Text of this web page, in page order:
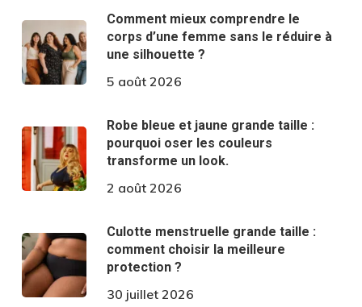
Comment mieux comprendre le
corps d’une femme sans le réduire à
une silhouette ?
5 août 2026
Robe bleue et jaune grande taille :
pourquoi oser les couleurs
transforme un look.
2 août 2026
Culotte menstruelle grande taille :
comment choisir la meilleure
protection ?
30 juillet 2026